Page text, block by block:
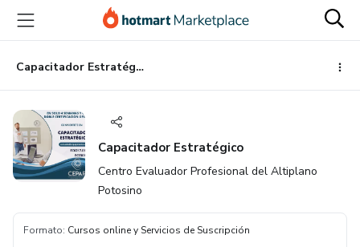
principal
página
de
página
Capacitador Estratégico
Capacitador Estratégico
Centro Evaluador Profesional del Altiplano
Potosino
Formato: Cursos online y Servicios de Suscripción